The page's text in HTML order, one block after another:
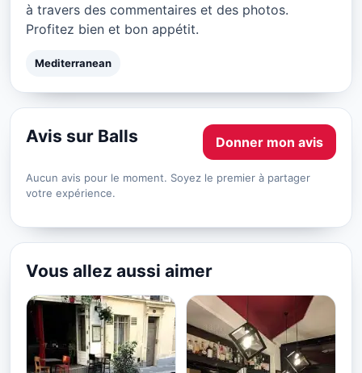
à travers des commentaires et des photos.
Profitez bien et bon appétit.
Mediterranean
Avis sur Balls Donner mon avis
Aucun avis pour le moment. Soyez le premier à partager
votre expérience.
Vous allez aussi aimer